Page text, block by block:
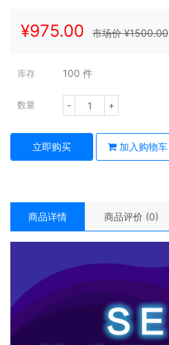
¥975.00 市场价 ¥1500.00
库存 100 件
数量 - +
立即购买 加入购物车
商品详情 商品评价 (0)